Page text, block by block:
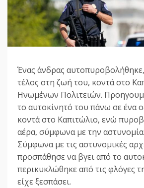
Ένας άνδρας
τέλος στη ζωή του, κοντά στο
Ηνωμένων Πολιτειών.
το αυτοκίνητό του πάνω σε ένα
κοντά στο Καπιτώλιο, ενώ
αέρα, σύμφωνα με την αστυνομία.
Σύμφωνα με τις αστυνομικές
προσπάθησε να βγει από το
περικυκλώθηκε από τις φλόγες
είχε ξεσπάσει.